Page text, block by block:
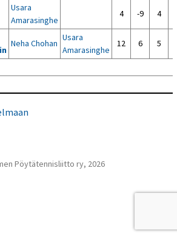
Usara
Amarasinghe
4 -9 4
Neha Chohan
Usara
Amarasinghe
12 6 5
Pöytätennisliitto ry, 2026